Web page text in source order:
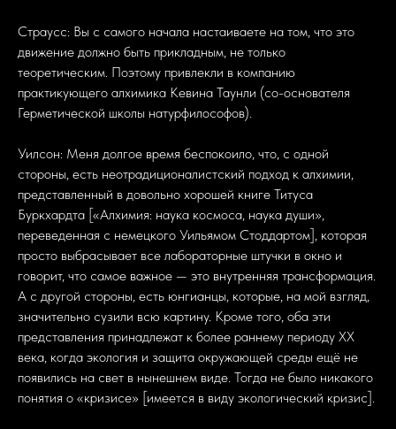
Страусс: Вы с самого начала настаиваете на том, что это
движение должно быть прикладным, не только
теоретическим. Поэтому привлекли в компанию
практикующего алхимика Кевина Таунли (со-основателя
Герметической школы натурфилософов).
Уилсон: Меня долгое время беспокоило, что, с одной
стороны, есть неотрадиционалистский подход к алхимии,
представленный в довольно хорошей книге Титуса
Буркхардта [«Алхимия: наука космоса, наука души»,
переведенная с немецкого Уильямом Стоддартом], которая
просто выбрасывает все лабораторные штучки в окно и
говорит, что самое важное — это внутренняя трансформация.
А с другой стороны, есть юнгианцы, которые, на мой взгляд,
значительно сузили всю картину. Кроме того, оба эти
представления принадлежат к более раннему периоду ХХ
века, когда экология и защита окружающей среды ещё не
появились на свет в нынешнем виде. Тогда не было никакого
понятия о «кризисе» [имеется в виду экологический кризис].